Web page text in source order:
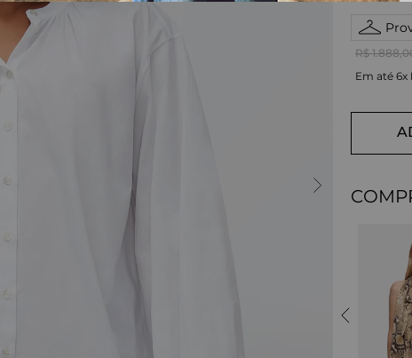
R$ 1.888,
Em até 6x